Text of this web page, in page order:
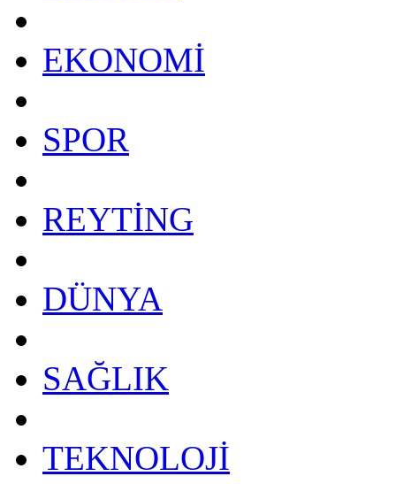
EKONOMİ
SPOR
REYTİNG
DÜNYA
SAĞLIK
TEKNOLOJİ